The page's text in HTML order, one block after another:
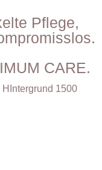
Pflege,
CARE.